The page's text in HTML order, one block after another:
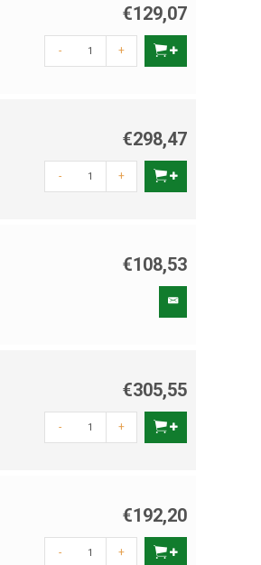
€129,07
- +
€298,47
- +
€108,53
€305,55
- +
€192,20
- +